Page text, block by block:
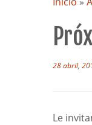
28 abril,
Le